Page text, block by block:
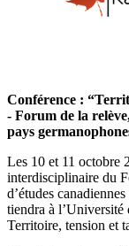
Conférence :
- Forum de la
pays
Les 10 et 11 octobre
interdisciplinaire du
d’études
tiendra à l’Université
Territoire, tension et